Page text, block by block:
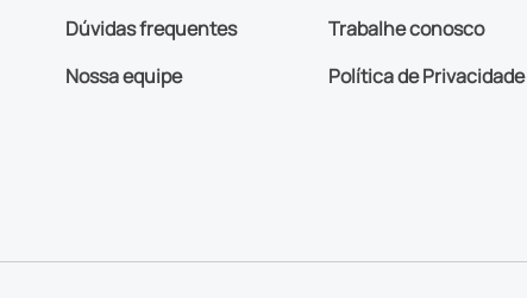
Dúvidas frequentes
Nossa equipe
Trabalhe conosco
Política de Privacidade